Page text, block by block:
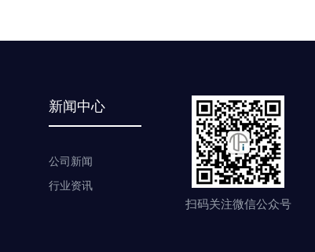
新闻中心
公司新闻
行业资讯
扫码关注微信公众号